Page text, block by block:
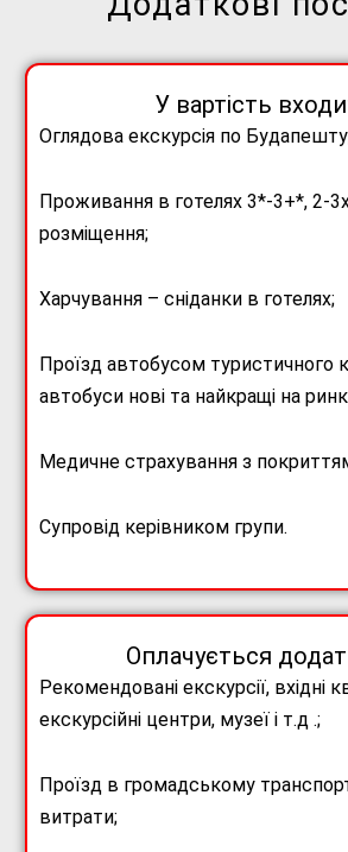
квитків і коливання курсу валют;
-туроператор залишає за собою право
проведення екскурсій.
У вартість
Оглядова екскурсія по
Проживання в готелях 3*-3+*, 2-
розміщення;
Харчування – сніданки в готелях;
Проїзд автобусом туристичного
автобуси нові та найкращі на
Медичне страхування з
Супровід керівником групи.
Оплачується
Рекомендовані екскурсії, вхідні
екскурсійні центри, музеї і т.д .;
Проїзд в громадському
витрати;